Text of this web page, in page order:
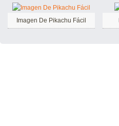
Imagen De Pikachu Fácil